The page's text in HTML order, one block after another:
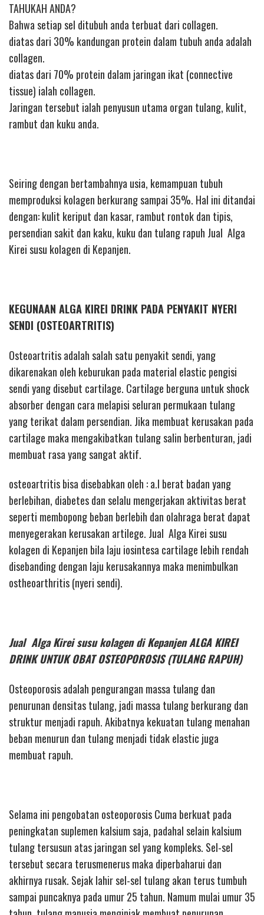
TAHUKAH ANDA?
Bahwa setiap sel ditubuh anda terbuat dari collagen.
diatas dari 30% kandungan protein dalam tubuh anda adalah
collagen.
diatas dari 70% protein dalam jaringan ikat (connective
tissue) ialah collagen.
Jaringan tersebut ialah penyusun utama organ tulang, kulit,
rambut dan kuku anda.
Seiring dengan bertambahnya usia, kemampuan tubuh
memproduksi kolagen berkurang sampai 35%. Hal ini ditandai
dengan: kulit keriput dan kasar, rambut rontok dan tipis,
persendian sakit dan kaku, kuku dan tulang rapuh Jual Alga
Kirei susu kolagen di Kepanjen.
KEGUNAAN ALGA KIREI DRINK PADA PENYAKIT NYERI
SENDI (OSTEOARTRITIS)
Osteoartritis adalah salah satu penyakit sendi, yang
dikarenakan oleh keburukan pada material elastic pengisi
sendi yang disebut cartilage. Cartilage berguna untuk shock
absorber dengan cara melapisi seluran permukaan tulang
yang terikat dalam persendian. Jika membuat kerusakan pada
cartilage maka mengakibatkan tulang salin berbenturan, jadi
membuat rasa yang sangat aktif.
osteoartritis bisa disebabkan oleh : a.l berat badan yang
berlebihan, diabetes dan selalu mengerjakan aktivitas berat
seperti membopong beban berlebih dan olahraga berat dapat
menyegerakan kerusakan artilege. Jual Alga Kirei susu
kolagen di Kepanjen bila laju iosintesa cartilage lebih rendah
disebanding dengan laju kerusakannya maka menimbulkan
ostheoarthritis (nyeri sendi).
Jual Alga Kirei susu kolagen di Kepanjen ALGA KIREI
DRINK UNTUK OBAT OSTEOPOROSIS (TULANG RAPUH)
Osteoporosis adalah pengurangan massa tulang dan
penurunan densitas tulang, jadi massa tulang berkurang dan
struktur menjadi rapuh. Akibatnya kekuatan tulang menahan
beban menurun dan tulang menjadi tidak elastic juga
membuat rapuh.
Selama ini pengobatan osteoporosis Cuma berkuat pada
peningkatan suplemen kalsium saja, padahal selain kalsium
tulang tersusun atas jaringan sel yang kompleks. Sel-sel
tersebut secara terusmenerus maka diperbaharui dan
akhirnya rusak. Sejak lahir sel-sel tulang akan terus tumbuh
sampai puncaknya pada umur 25 tahun. Namum mulai umur 35